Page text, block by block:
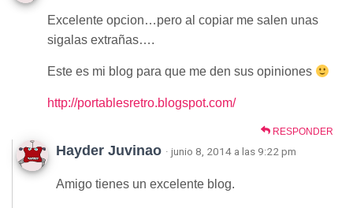
Excelente opcion…pero al copiar me salen unas
sigalas extrañas….
Este es mi blog para que me den sus opiniones
http://portablesretro.blogspot.com/
RESPONDER
Hayder Juvinao · junio 8, 2014 a las 9:22 pm
Amigo tienes un excelente blog.